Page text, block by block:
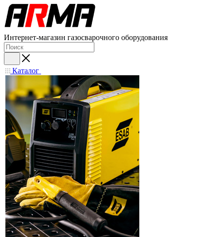
Интернет-магазин газосварочного оборудования
Каталог